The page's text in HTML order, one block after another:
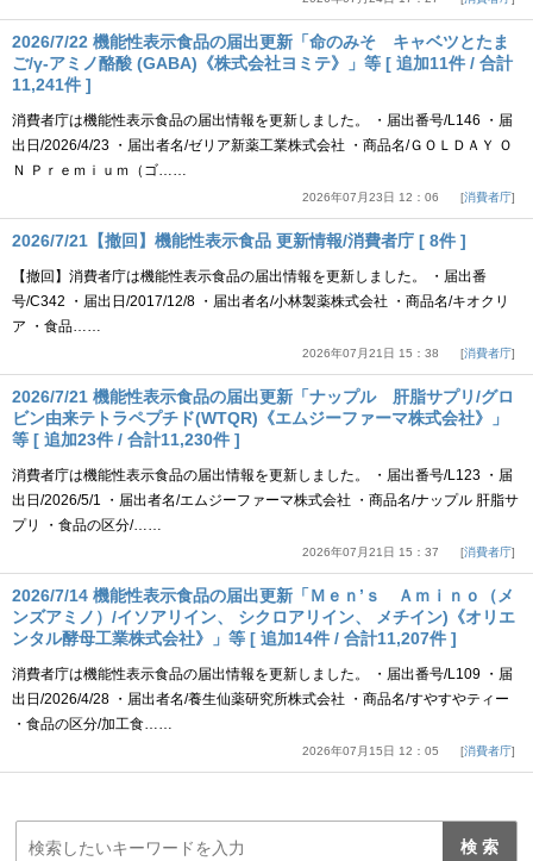
2026/7/22 機能性表示食品の届出更新「命のみそ キャベツとたま
ご/γ-アミノ酪酸 (GABA)《株式会社ヨミテ》」等 [ 追加11件 / 合計
11,241件 ]
消費者庁は機能性表示食品の届出情報を更新しました。 ・届出番号/L146 ・届
出日/2026/4/23 ・届出者名/ゼリア新薬工業株式会社 ・商品名/ＧＯＬＤＡＹ Ｏ
Ｎ Ｐｒｅｍｉｕｍ（ゴ……
2026年07月23日 12：06 消費者庁
2026/7/21【撤回】機能性表示食品 更新情報/消費者庁 [ 8件 ]
【撤回】消費者庁は機能性表示食品の届出情報を更新しました。 ・届出番
号/C342 ・届出日/2017/12/8 ・届出者名/小林製薬株式会社 ・商品名/キオクリ
ア ・食品……
2026年07月21日 15：38 消費者庁
2026/7/21 機能性表示食品の届出更新「ナップル 肝脂サプリ/グロ
ビン由来テトラペプチド(WTQR)《エムジーファーマ株式会社》」
等 [ 追加23件 / 合計11,230件 ]
消費者庁は機能性表示食品の届出情報を更新しました。 ・届出番号/L123 ・届
出日/2026/5/1 ・届出者名/エムジーファーマ株式会社 ・商品名/ナップル 肝脂サ
プリ ・食品の区分/……
2026年07月21日 15：37 消費者庁
2026/7/14 機能性表示食品の届出更新「Ｍｅｎ’ｓ Ａｍｉｎｏ（メ
ンズアミノ）/イソアリイン、 シクロアリイン、 メチイン)《オリエ
ンタル酵母工業株式会社》」等 [ 追加14件 / 合計11,207件 ]
消費者庁は機能性表示食品の届出情報を更新しました。 ・届出番号/L109 ・届
出日/2026/4/28 ・届出者名/養生仙薬研究所株式会社 ・商品名/すやすやティー
・食品の区分/加工食……
2026年07月15日 12：05 消費者庁